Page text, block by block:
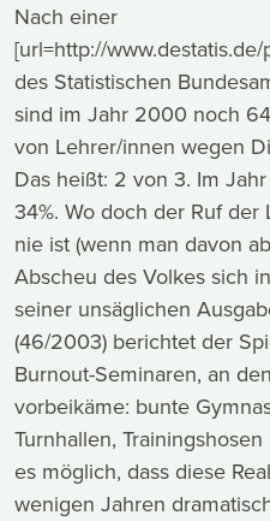
Nach einer
[url=http://
des Statistischen
sind im Jahr 2000 noch
von Lehrer/innen wegen
Das heißt: 2 von 3. Im
34%. Wo doch der Ruf
nie ist (wenn man davon
Abscheu des Volkes sich
seiner unsäglichen
(46/2003) berichtet der
Burnout-Seminaren, an
vorbeikäme: bunte
Turnhallen,
es möglich, dass diese
wenigen Jahren